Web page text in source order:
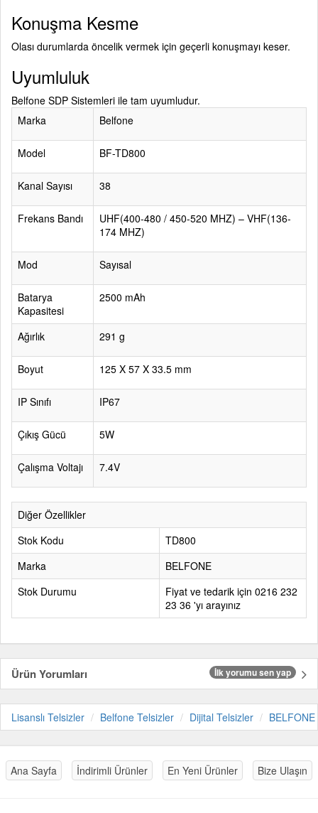
Konuşma Kesme
Olası durumlarda öncelik vermek için geçerli konuşmayı keser.
Uyumluluk
Belfone SDP Sistemleri ile tam uyumludur.
Marka
Belfone
Model BF-TD800
Kanal Sayısı 38
Frekans Bandı
UHF(400-480 / 450-520 MHZ) – VHF(136-
174 MHZ)
Mod Sayısal
Batarya
Kapasitesi
2500 mAh
Ağırlık 291 g
Boyut 125 X 57 X 33.5 mm
IP Sınıfı IP67
Çıkış Gücü 5W
Çalışma Voltajı 7.4V
Diğer Özellikler
Stok Kodu
TD800
Marka
BELFONE
Stok Durumu
Fiyat ve tedarik için 0216 232
23 36 'yı arayınız
Ürün Yorumları İlk yorumu sen yap
Lisanslı Telsizler Belfone Telsizler Dijital Telsizler BELFONE
Ana Sayfa İndirimli Ürünler En Yeni Ürünler Bize Ulaşın